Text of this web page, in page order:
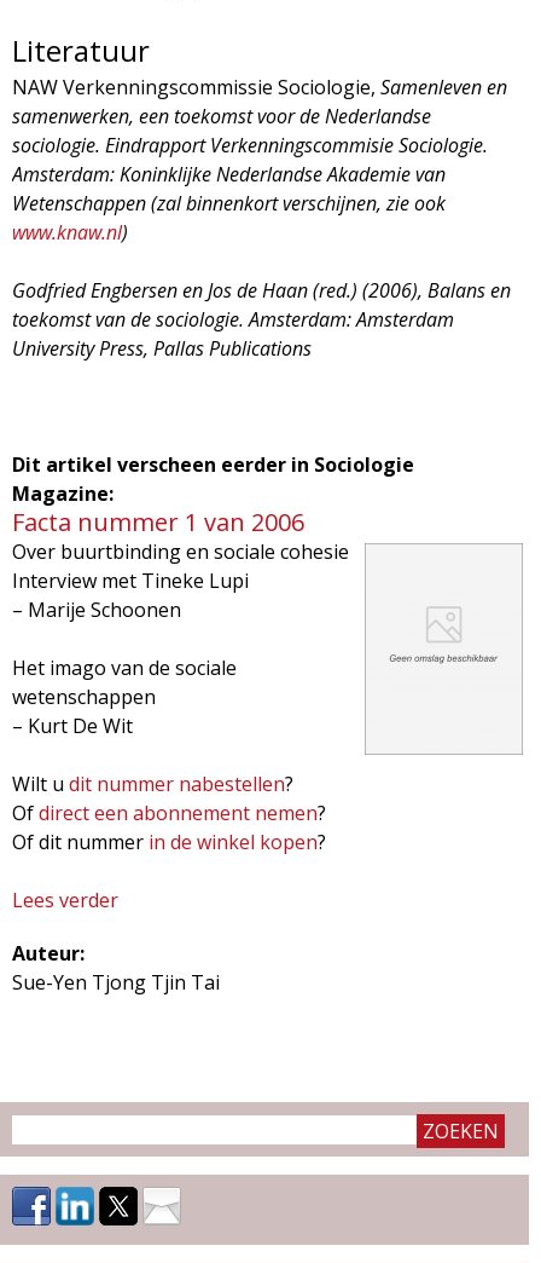
Literatuur
NAW Verkenningscommissie Sociologie, Samenleven en
samenwerken, een toekomst voor de Nederlandse
sociologie. Eindrapport Verkenningscommisie Sociologie.
Amsterdam: Koninklijke Nederlandse Akademie van
Wetenschappen (zal binnenkort verschijnen, zie ook
www.knaw.nl)
Godfried Engbersen en Jos de Haan (red.) (2006), Balans en
toekomst van de sociologie. Amsterdam: Amsterdam
University Press, Pallas Publications
Dit artikel verscheen eerder in Sociologie
Magazine:
Facta nummer 1 van 2006
Over buurtbinding en sociale cohesie
Interview met Tineke Lupi
– Marije Schoonen
Het imago van de sociale
wetenschappen
– Kurt De Wit
Wilt u dit nummer nabestellen?
Ofdirect een abonnement nemen?
Of dit nummer in de winkel kopen?
Lees verder
r
t
n
u
m
m
Auteur:
Sue-Yen Tjong Tjin Tai